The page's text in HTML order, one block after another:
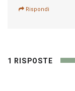
Rispondi
1 RISPOSTE